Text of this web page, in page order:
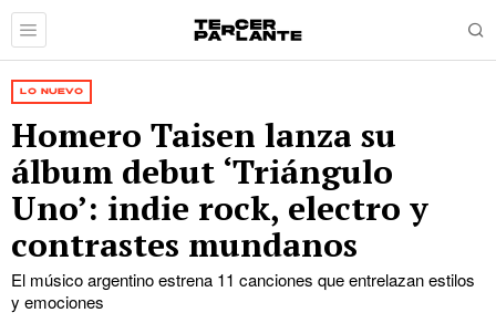
LO NUEVO
Homero Taisen lanza su
álbum debut ‘Triángulo
Uno’: indie rock, electro y
contrastes mundanos
El músico argentino estrena 11 canciones que entrelazan estilos
y emociones